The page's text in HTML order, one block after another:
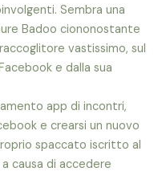
Sembra una
Badoo ciononostante
vastissimo, sul
e dalla sua
app di incontri,
e crearsi un nuovo
spaccato iscritto al
causa di accedere